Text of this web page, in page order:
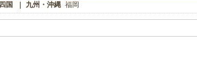
国 九州・沖縄 福岡